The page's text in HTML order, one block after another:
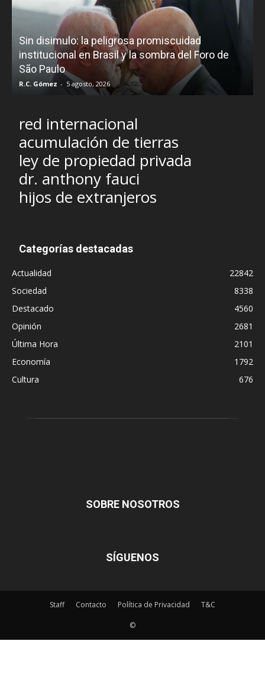
Sin disimulo: la peligrosa promiscuidad
institucional en Brasil y la sombra del Foro de
São Paulo
R.C. Gómez - 5 agosto, 2026
red internacional
acumulación de tierras
ley de propiedad privada
dr. anthony fauci
hijos de extranjeros
Categorías destacadas
Actualidad
22842
Sociedad
8338
Destacado
4560
Opinión
2681
Última Hora
2101
Economía
1792
Cultura
676
SOBRE NOSOTROS
SÍGUENOS
Staff Contacto Política de Privacidad T&C
©